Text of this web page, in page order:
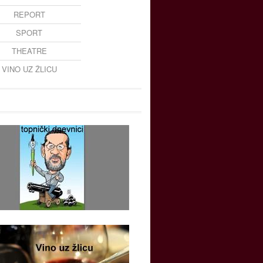
REPORT
SPORT
THEATRE
VINO UZ ŽLICU